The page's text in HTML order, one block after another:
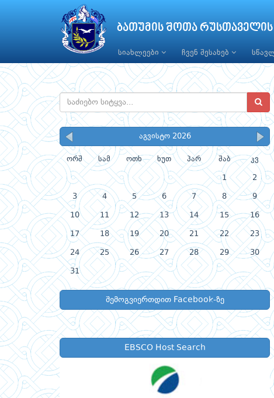
ბათუმის შოთა
სიახლეები ჩვენ შესახებ
აგვისტო 2026
ორშ სამ ოთხ ხუთ პარ შაბ კვ
1 2
3 4 5 6 7 8 9
10 11 12 13 14 15 16
17 18 19 20 21 22 23
24 25 26 27 28 29 30
31
შემოგვიერთდით Facebook-ზე
EBSCO Host Search